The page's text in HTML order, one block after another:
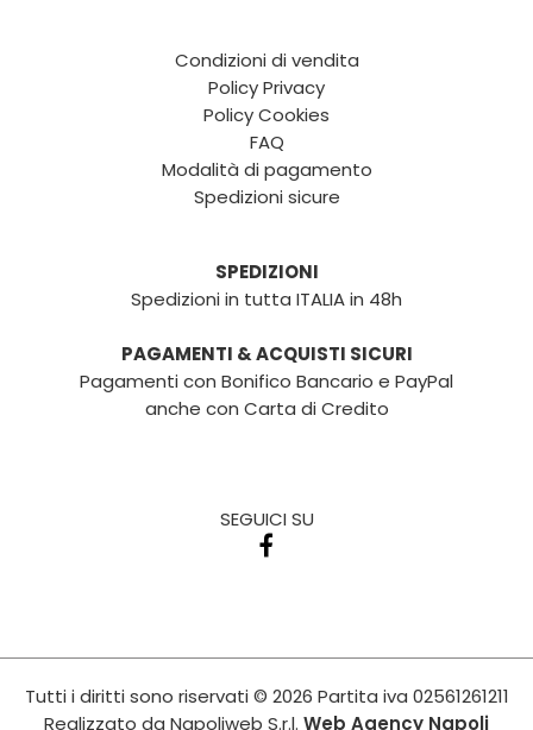
Condizioni di vendita
Policy Privacy
Policy Cookies
FAQ
Modalità di pagamento
Spedizioni sicure
SPEDIZIONI
Spedizioni in tutta ITALIA in 48h
PAGAMENTI & ACQUISTI SICURI
Pagamenti con Bonifico Bancario e PayPal
anche con Carta di Credito
SEGUICI SU
Tutti i diritti sono riservati © 2026 Partita iva 02561261211
Realizzato da Napoliweb S.r.l. Web Agency Napoli